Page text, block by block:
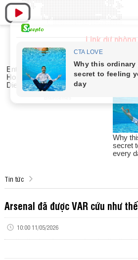
Link dự phòng
Tin tức
Arsenal đã được VAR cứu như
10:00 11/05/2026